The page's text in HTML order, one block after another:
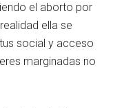
el aborto por
ella se
social y acceso
marginadas no